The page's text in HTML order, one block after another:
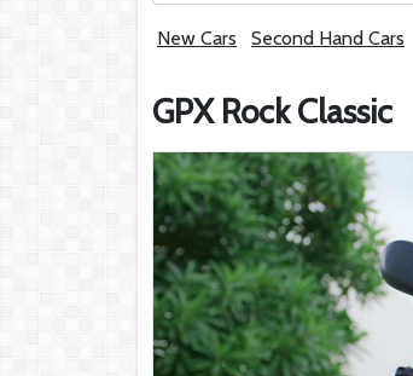
New Cars Second Hand Cars
GPX Rock Classic